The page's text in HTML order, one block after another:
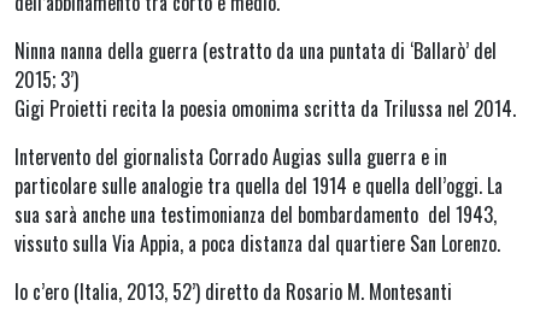
Ninna nanna della guerra (estratto da una puntata di ‘Ballarò’ del
2015; 3’)
Gigi Proietti recita la poesia omonima scritta da Trilussa nel 2014.
Intervento del giornalista Corrado Augias sulla guerra e in
particolare sulle analogie tra quella del 1914 e quella dell’oggi. La
sua sarà anche una testimonianza del bombardamento del 1943,
vissuto sulla Via Appia, a poca distanza dal quartiere San Lorenzo.
Io c’ero (Italia, 2013, 52’) diretto da Rosario M. Montesanti